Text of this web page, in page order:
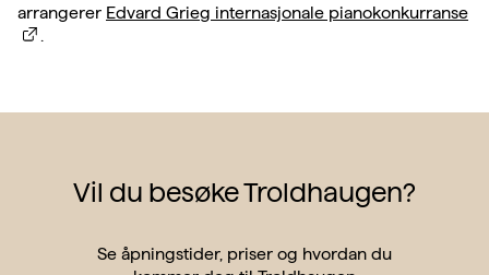
arrangerer Edvard Grieg internasjonale pianokonkurranse
.
Vil du besøke Troldhaugen?
Se åpningstider, priser og hvordan du